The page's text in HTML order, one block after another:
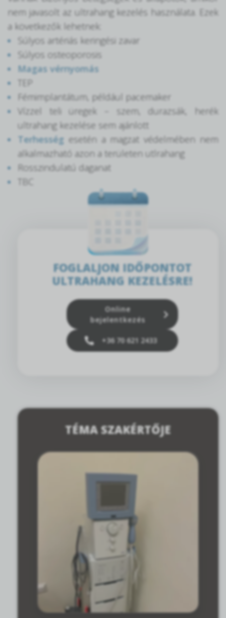
nem javasolt az ultrahang kezelés használata. Ezek
a következők lehetnek:
Súlyos artériás keringési zavar
Súlyos osteoporosis
Magas vérnyomás
TEP
Fémimplantátum, például pacemaker
Vízzel teli üregek – szem, durazsák, herék
ultrahang kezelése sem ajánlott
Terhesség esetén a magzat védelmében nem
alkalmazható azon a területen utlrahang
Rosszindulatú daganat
TBC
FOGLALJON IDŐPONTOT
ULTRAHANG KEZELÉSRE!
Online
bejelentkezés
+36 70 621 2433
TÉMA SZAKÉRTŐJE